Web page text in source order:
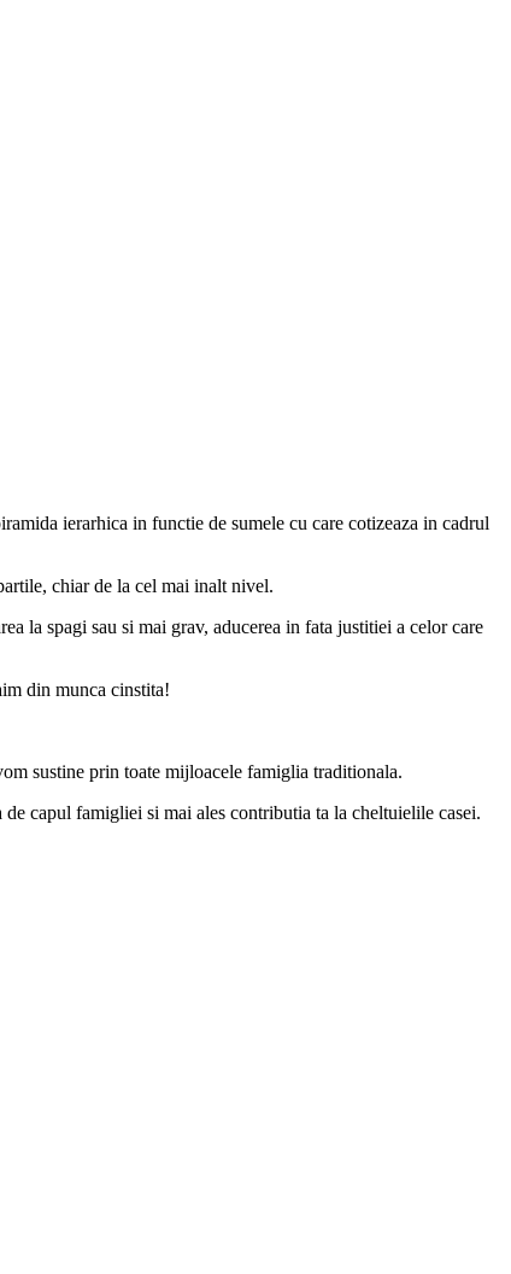
ierarhica in functie de sumele cu care cotizeaza in cadrul
chiar de la cel mai inalt nivel.
la spagi sau si mai grav, aducerea in fata justitiei a celor care
din munca cinstita!
sustine prin toate mijloacele famiglia traditionala.
capul famigliei si mai ales contributia ta la cheltuielile casei.